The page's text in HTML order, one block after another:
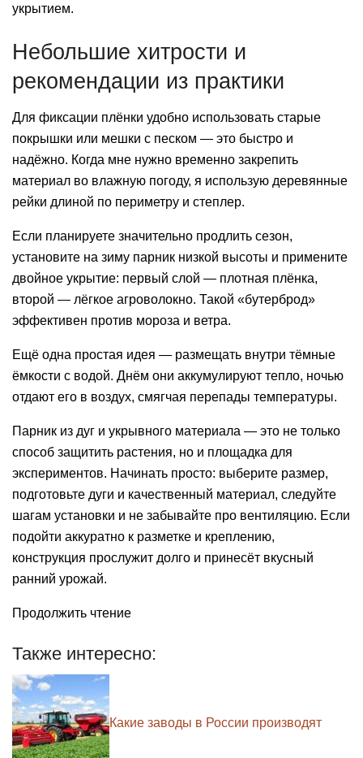
укрытием.
Небольшие хитрости и
рекомендации из практики
Для фиксации плёнки удобно использовать старые
покрышки или мешки с песком — это быстро и
надёжно. Когда мне нужно временно закрепить
материал во влажную погоду, я использую деревянные
рейки длиной по периметру и степлер.
Если планируете значительно продлить сезон,
установите на зиму парник низкой высоты и примените
двойное укрытие: первый слой — плотная плёнка,
второй — лёгкое агроволокно. Такой «бутерброд»
эффективен против мороза и ветра.
Ещё одна простая идея — размещать внутри тёмные
ёмкости с водой. Днём они аккумулируют тепло, ночью
отдают его в воздух, смягчая перепады температуры.
Парник из дуг и укрывного материала — это не только
способ защитить растения, но и площадка для
экспериментов. Начинать просто: выберите размер,
подготовьте дуги и качественный материал, следуйте
шагам установки и не забывайте про вентиляцию. Если
подойти аккуратно к разметке и креплению,
конструкция прослужит долго и принесёт вкусный
ранний урожай.
Продолжить чтение
Также интересно:
Какие заводы в России производят